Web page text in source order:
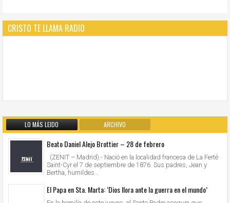
CRISTO TE LLAMA RADIO
LO MÁS LEIDO ARCHIVO
Beato Daniel Alejo Brottier – 28 de febrero
(ZENIT – Madrid).- Nació en la localidad francesa de La Ferté
Saint-Cyr el 7 de septiembre de 1876. Sus padres, Jean y
Bertha, humildes...
El Papa en Sta. Marta: ‘Dios llora ante la guerra en el mundo’